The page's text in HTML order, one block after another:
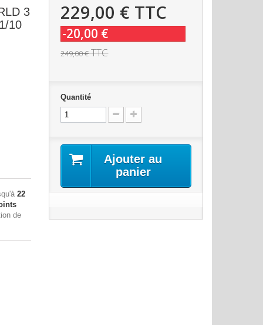
3
10
22
de
229,00 € TTC
-20,00 €
249,00 €TTC
Quantité
Ajouter au
panier